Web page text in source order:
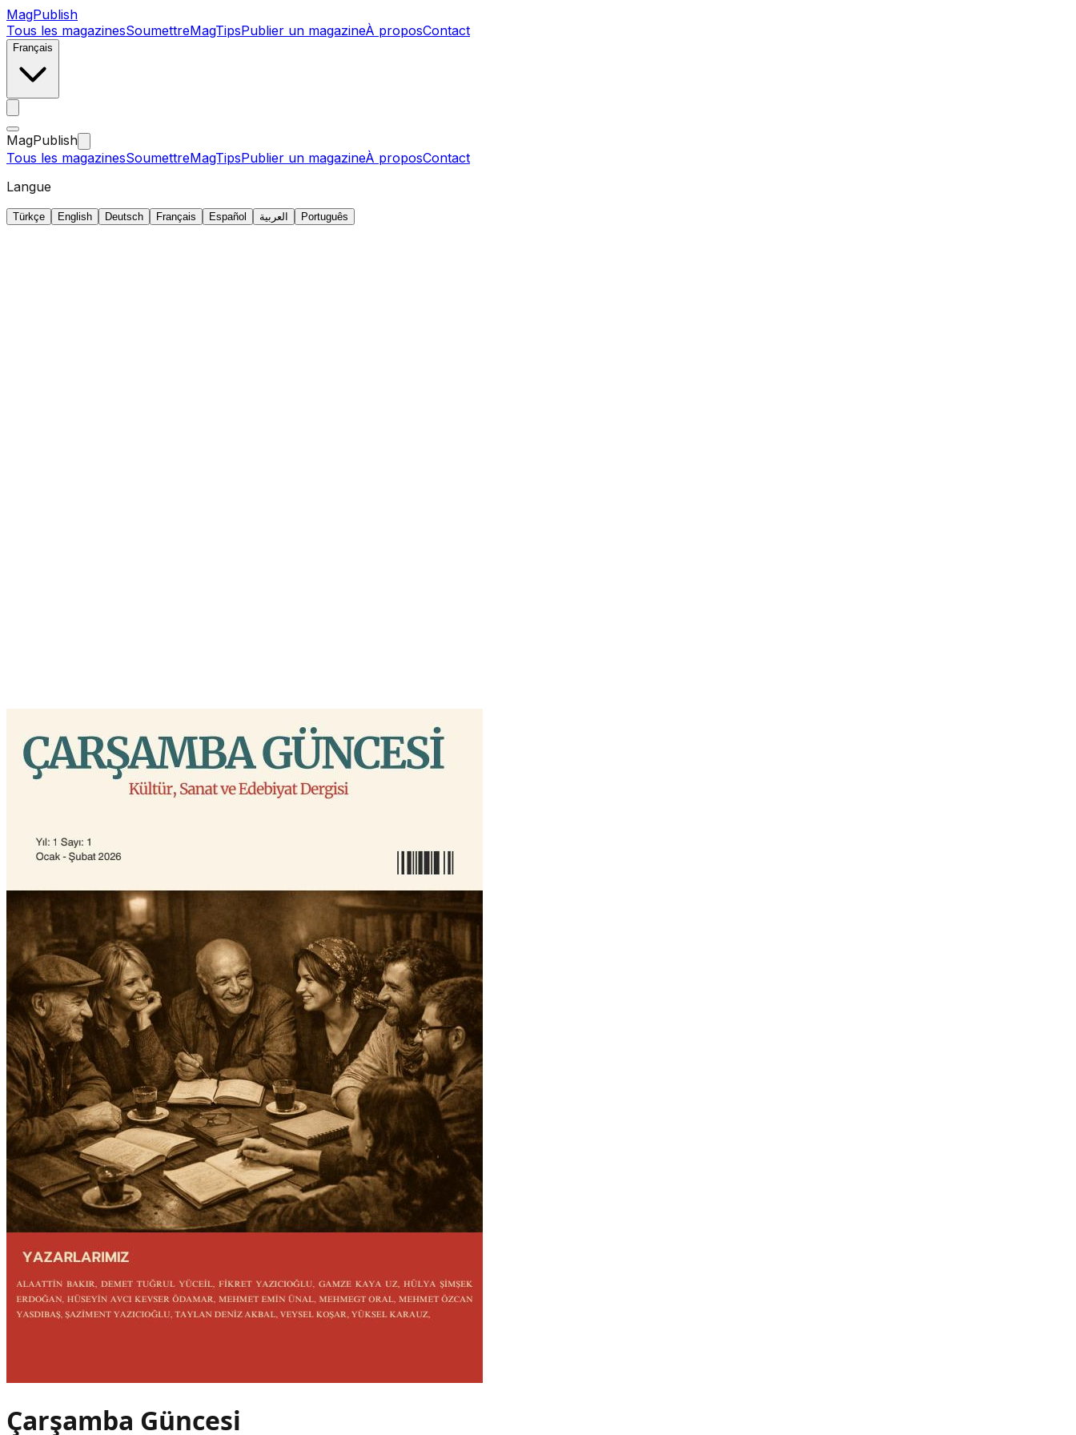
MagPublish
Tous les magazinesSoumettreMagTipsPublier un magazineÀ proposContact
Français
MagPublish
Tous les magazinesSoumettreMagTipsPublier un magazineÀ proposContact
Langue
Türkçe English Deutsch Français Español العربية Português
Çarşamba Güncesi